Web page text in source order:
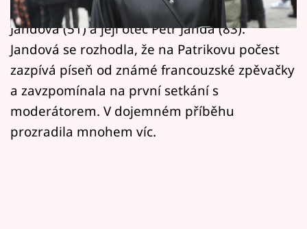
Pořady
Mámy sobě
Přihlášení
tváří. Mimo jiné se dostavila i rockerka Marta
Jandová (51) a její otec Petr Janda (83).
Jandová se rozhodla, že na Patrikovu počest
zazpívá píseň od známé francouzské zpěvačky
a zavzpomínala na první setkání s
moderátorem. V dojemném příběhu
prozradila mnohem víc.